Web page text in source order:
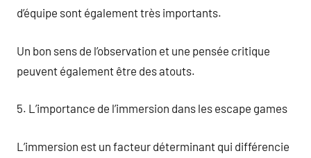
d’équipe sont également très importants.
Un bon sens de l’observation et une pensée critique
peuvent également être des atouts.
5. L’importance de l’immersion dans les escape games
L’immersion est un facteur déterminant qui différencie